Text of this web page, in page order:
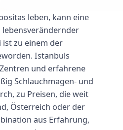
leben, kann eine
ist zu einem der
Istanbuls
und erfahrene
Schlauchmagen- und
zu Preisen, die weit
Österreich oder der
aus Erfahrung,